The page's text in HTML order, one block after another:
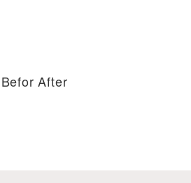
Befor After